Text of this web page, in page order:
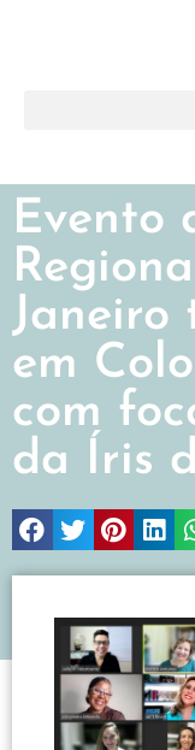
Evento
Janeiro
em
com
da Íris